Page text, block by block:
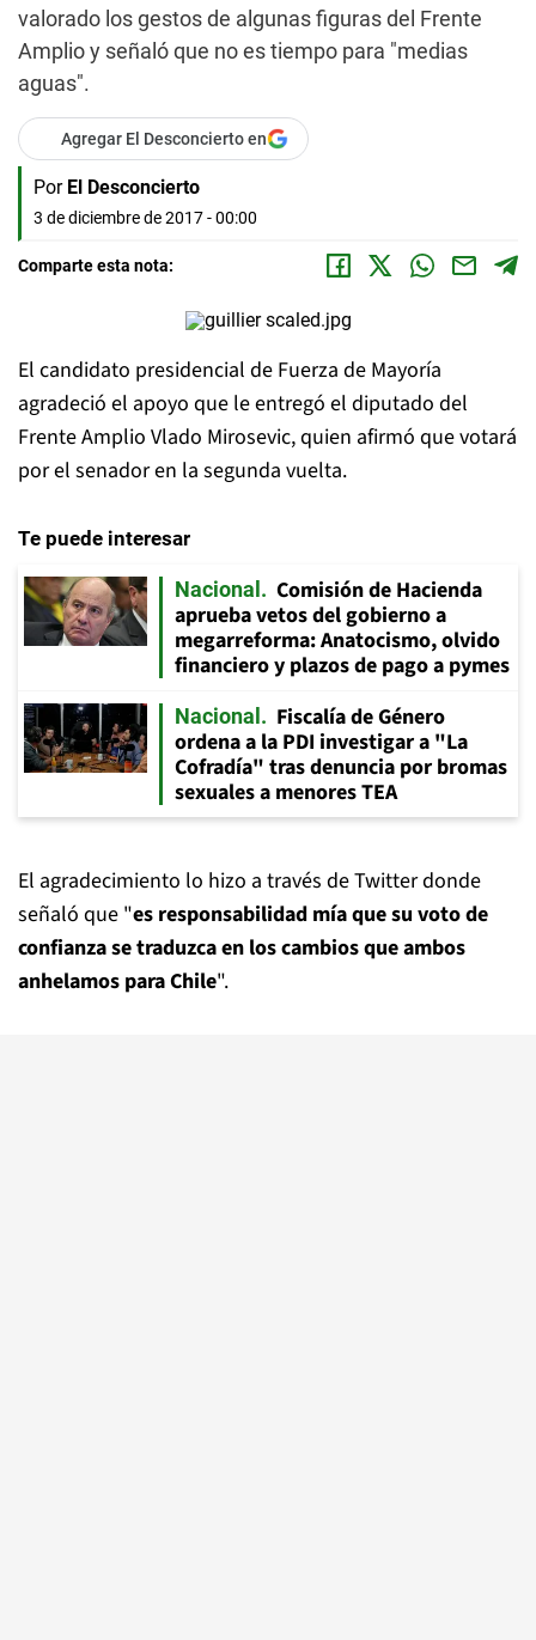
valorado los gestos de algunas figuras del Frente
Amplio y señaló que no es tiempo para "medias
aguas".
Agregar El Desconcierto en
Por El Desconcierto
3 de diciembre de 2017 - 00:00
Comparte esta nota:
El candidato presidencial de Fuerza de Mayoría
agradeció el apoyo que le entregó el diputado del
Frente Amplio Vlado Mirosevic, quien afirmó que votará
por el senador en la segunda vuelta.
Te puede interesar
Nacional
Comisión de Hacienda
aprueba vetos del gobierno a
megarreforma: Anatocismo, olvido
financiero y plazos de pago a pymes
Nacional
Fiscalía de Género
ordena a la PDI investigar a "La
Cofradía" tras denuncia por bromas
sexuales a menores TEA
El agradecimiento lo hizo a través de Twitter donde
señaló que "es responsabilidad mía que su voto de
confianza se traduzca en los cambios que ambos
anhelamos para Chile".